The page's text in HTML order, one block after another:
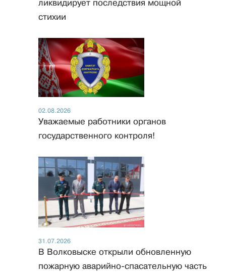
ликвидирует последствия мощной
стихии
02.08.2026
Уважаемые работники органов
государственного контроля!
31.07.2026
В Волковыске открыли обновленную
пожарную аварийно-спасательную часть